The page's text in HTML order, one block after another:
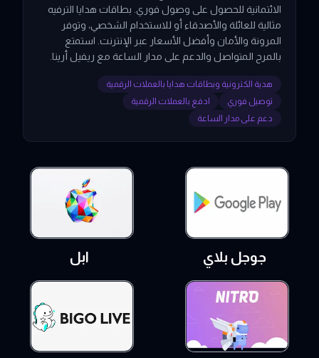
الائتمانية للحصول على وصول فوري. بطاقات هدايا الترفيه
مثالية للعائلة والأصدقاء أو للاستخدام الشخصي، وتوفر
المرونة والأمان وأفضل الأسعار عبر الإنترنت. استمتع
بالمرح المتواصل والدعم على مدار الساعة مع ريفيل أرينا.
هدية الكترونية وبطاقات هدايا بالعملات الرقمية
توصيل فوري
ادفع بالعملات الرقمية
دعم على مدار الساعة
جوجل بلاي ابل